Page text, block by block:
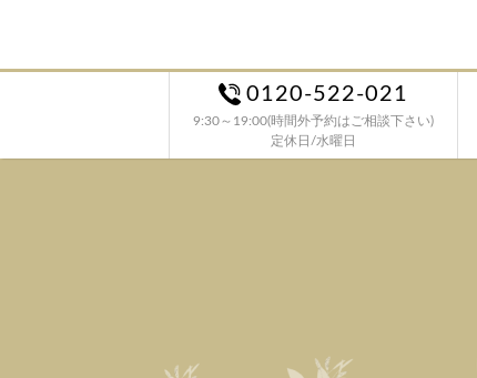
0120-522-021
9:30～19:00(時間外予約はご相談下さい)
定休日/水曜日